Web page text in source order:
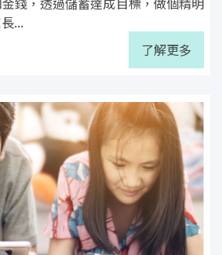
...
了解更多